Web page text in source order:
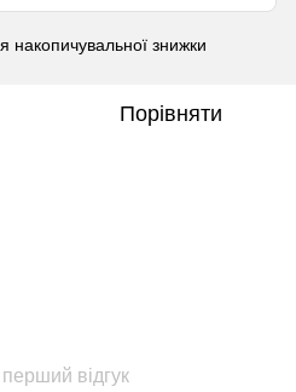
накопичувальної знижки
Порівняти
відгук